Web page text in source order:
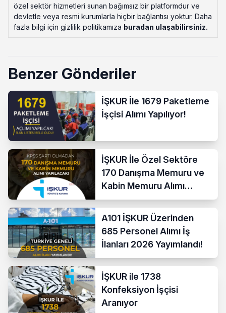
özel sektör hizmetleri sunan bağımsız bir platformdur ve
devletle veya resmi kurumlarla hiçbir bağlantısı yoktur. Daha
fazla bilgi için gizlilik politikamıza buradan ulaşabilirsiniz.
Benzer Gönderiler
İŞKUR İle 1679 Paketleme
İşçisi Alımı Yapılıyor!
İŞKUR İle Özel Sektöre
170 Danışma Memuru ve
Kabin Memuru Alımı
Başladı
A101 İŞKUR Üzerinden
685 Personel Alımı İş
İlanları 2026 Yayımlandı!
İŞKUR ile 1738
Konfeksiyon İşçisi
Aranıyor